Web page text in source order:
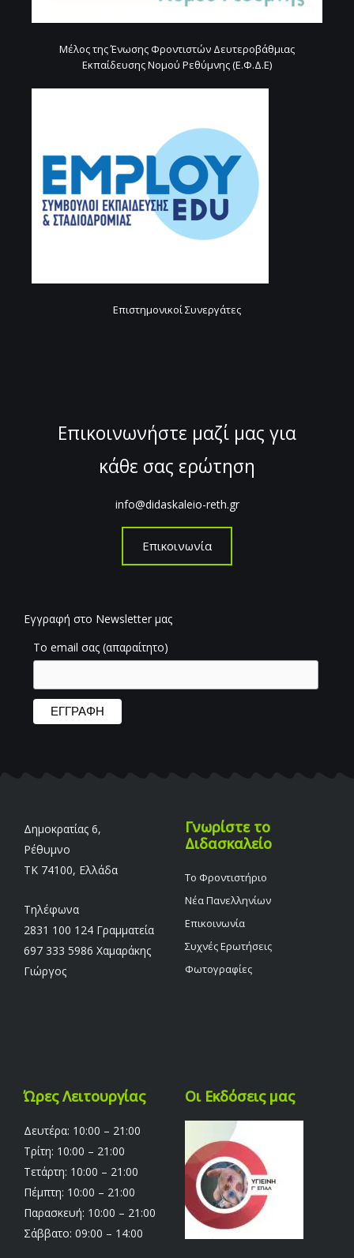
Μέλος της Ένωσης Φροντιστών Δευτεροβάθμιας
Εκπαίδευσης Νομού Ρεθύμνης (Ε.Φ.Δ.Ε)
Επιστημονικοί Συνεργάτες
Επικοινωνήστε μαζί μας για
κάθε σας ερώτηση
info@didaskaleio-reth.gr
Επικοινωνία
Εγγραφή στο Newsletter μας
Το email σας (απαραίτητο)
Δημοκρατίας 6,
Ρέθυμνο
TK 74100, Ελλάδα
Τηλέφωνα
2831 100 124 Γραμματεία
697 333 5986 Χαμαράκης
Γιώργος
Γνωρίστε το
Διδασκαλείο
Το Φροντιστήριο
Νέα Πανελληνίων
Επικοινωνία
Συχνές Ερωτήσεις
Φωτογραφίες
Ώρες Λειτουργίας
Δευτέρα: 10:00 – 21:00
Τρίτη: 10:00 – 21:00
Τετάρτη: 10:00 – 21:00
Πέμπτη: 10:00 – 21:00
Παρασκευή: 10:00 – 21:00
Σάββατο: 09:00 – 14:00
Οι Εκδόσεις μας